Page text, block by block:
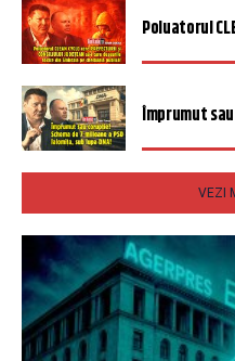
Poluatorul
Împrumut
VEZI